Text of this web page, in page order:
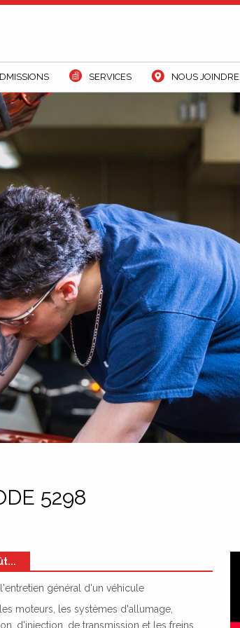
SERVICES NOUS JOINDRE
5298
général d'un véhicule
moteurs, les systèmes d'allumage,
d'injection, de transmission et les freins